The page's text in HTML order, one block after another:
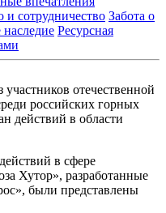
и сотрудничество Забота о
наследие Ресурсная
отечественной
российских горных
действий в области
в сфере
Хутор», разработанные
были представлены